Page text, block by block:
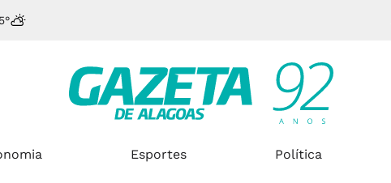
Esportes Política